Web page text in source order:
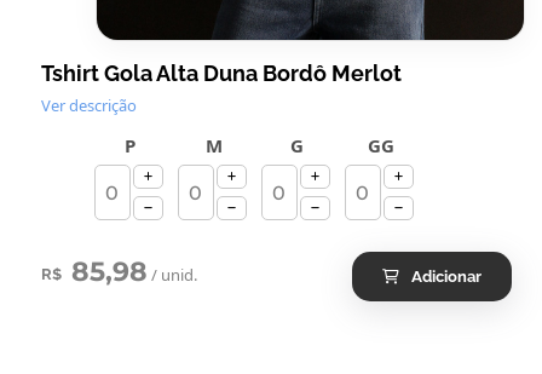
Tshirt Gola Alta Duna Bordô Merlot
Ver descrição
P M G GG
R$ 85,98 / unid. Adicionar